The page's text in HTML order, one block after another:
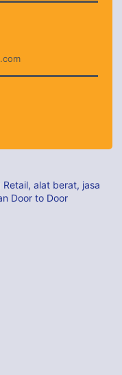
alat berat, jasa
Door to Door